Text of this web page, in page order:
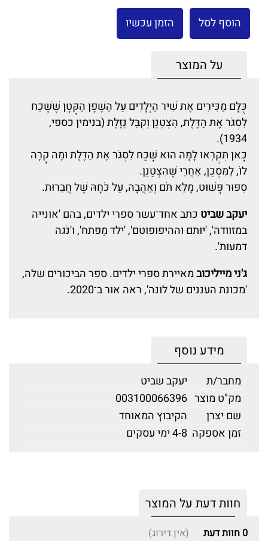
הוסף לסל הזמן עכשיו
על המוצר
כֻּלָּם מַכִּירִים אֶת שִׁיר הַיְלָדִים עַל הַשָּׁפָן הַקָּטָן שֶׁשָּׁכַח
לִסְגֹּר אֶת הַדֶּלֶת, הִצְטַנֵּן וְקִבֵּל נַזֶּלֶת (בנימין כספי,
1934).
כָּאן תִּקְרְאוּ לָמָּה הוּא שָׁכַח לִסְגֹּר אֶת הַדֶּלֶת וּמָה קָרָה
לוֹ, לַמִּסְכֵּן, אַחֲרֵי שֶׁהִצְטַנֵּן.
סִפּוּר פָּשׁוּט, מָלֵא תֹּם וְאַהֲבָה, עַל כֹּחָהּ שֶׁל חֲבֵרוּת.
יעקב שביט כתב אחד־עשר ספרי ילדים, בהם 'אונייה
במזוודה', 'יותם וההיפופוטם', 'ילד מַפתח', ו'נֹגה
דמעות'.
ג'ני מייליכובמאיירת ספרי ילדים. ספר הביכורים שלה,
'מכונת העננים של לוּנה', ראה אור ב־2020.
מידע נוסף
מחבר/ת
יעקב שביט
מק"ט מוצר 003100066396
שם יצרן
הקיבוץ המאוחד
זמן אספקה 4-8 ימי עסקים
חוות דעת על המוצר
0 חוות דעת (אין דירוג)